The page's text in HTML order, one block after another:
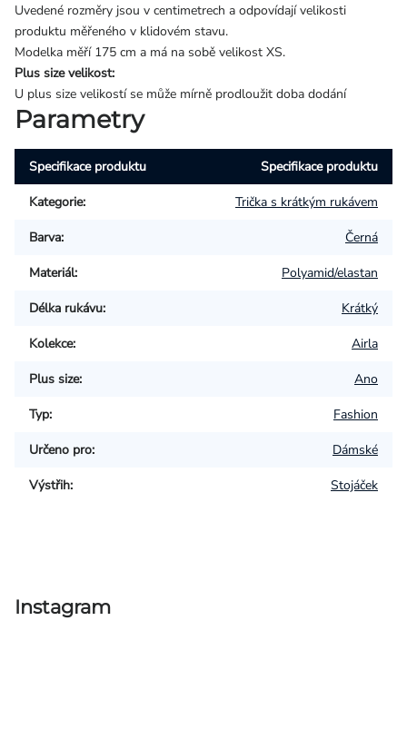
Uvedené rozměry jsou v centimetrech a odpovídají velikosti
produktu měřeného v klidovém stavu.
Modelka měří 175 cm a má na sobě velikost XS.
Plus size velikost:
U plus size velikostí se může mírně prodloužit doba dodání
Parametry
Specifikace produktu Specifikace produktu
Kategorie: Trička s krátkým rukávem
Barva: Černá
Materiál: Polyamid/elastan
Délka rukávu: Krátký
Kolekce: Airla
Plus size: Ano
Typ: Fashion
Určeno pro: Dámské
Výstřih: Stojáček
Instagram